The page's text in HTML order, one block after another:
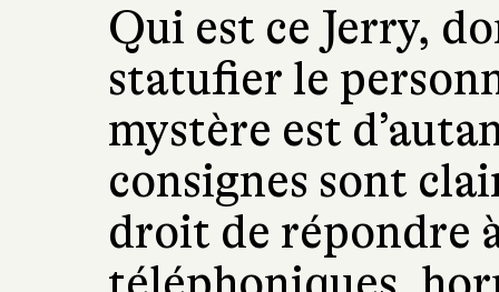
Qui est ce Jerry,
statufier le
mystère est
consignes sont
droit de répondre